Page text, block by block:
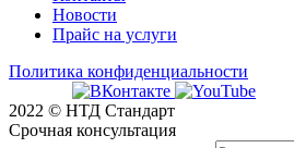
Новости
Прайс на услуги
Политика конфиденциальности
2022 © НТД Стандарт
Срочная консультация